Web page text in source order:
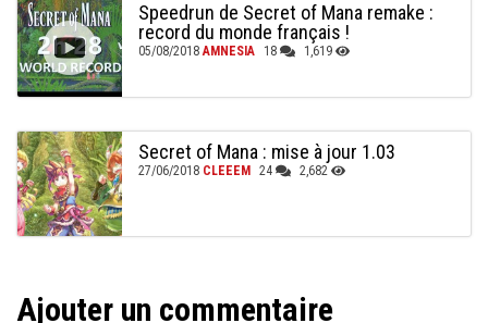
Speedrun de Secret of Mana remake :
record du monde français !
05/08/2018AMNESIA 18 1,619
Secret of Mana : mise à jour 1.03
27/06/2018 CLEEEM 24 2,682
Ajouter un commentaire